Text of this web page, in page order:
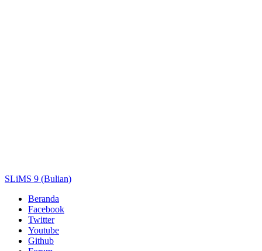
SLiMS 9 (Bulian)
Beranda
Facebook
Twitter
Youtube
Github